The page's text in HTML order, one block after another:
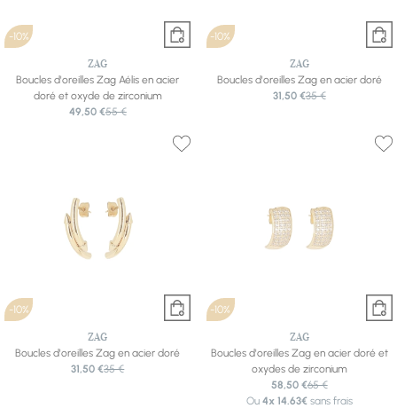
-10%
ZAG
Boucles d'oreilles Zag Aélis en acier
doré et oxyde de zirconium
49,50 €55 €
-10%
ZAG
Boucles d'oreilles Zag en acier doré
31,50 €35 €
-10%
ZAG
Boucles d'oreilles Zag en acier doré
31,50 €35 €
-10%
ZAG
Boucles d'oreilles Zag en acier doré et
oxydes de zirconium
58,50 €65 €
Ou 4x 14.63€sans frais